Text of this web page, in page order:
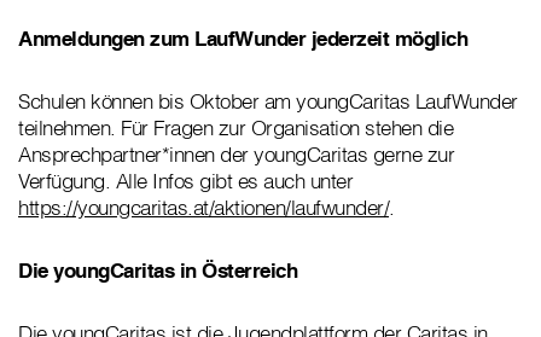
Anmeldungen zum LaufWunder jederzeit möglich
Schulen können bis Oktober am youngCaritas LaufWunder
teilnehmen. Für Fragen zur Organisation stehen die
Ansprechpartner*innen der youngCaritas gerne zur
Verfügung. Alle Infos gibt es auch unter
https://youngcaritas.at/aktionen/laufwunder/.
Die youngCaritas in Österreich